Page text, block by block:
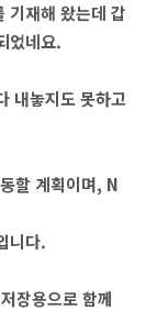
기재해 왔는데 갑
었네요.
내놓지도 못하고
할 계획이며, N
니다.
장용으로 함께